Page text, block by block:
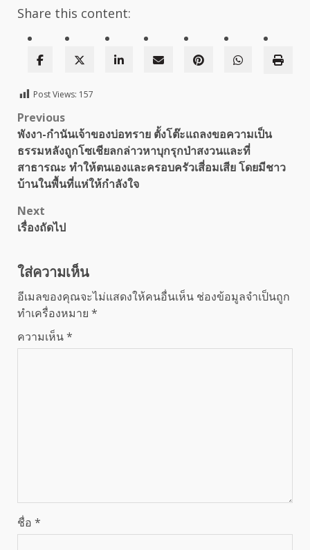
Share this content:
Post Views: 157
Post
navigation
Previous
พังงา-กำนันเจ้าของบ่อทราย ตั้งโต๊ะแถลงขอความเป็น
ธรรมหลังถูกโซเชียลกล่าวหาบุกรุกป่าสงวนและที่
สาธารณะ ทำให้ตนเองและครอบครัวเสี่อมเสีย โดยมีชาว
บ้านในพื้นที่แห่ให้กำลังใจ
Next
เรื่องถัดไป
ใส่ความเห็น
อีเมลของคุณจะไม่แสดงให้คนอื่นเห็น ช่องข้อมูลจำเป็นถูก
ทำเครื่องหมาย *
ความเห็น*
ชื่อ *